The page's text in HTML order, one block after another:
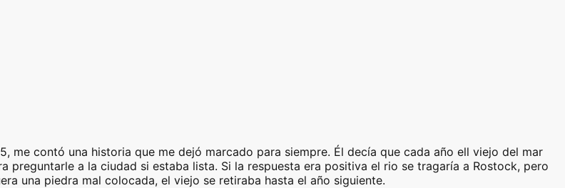
me contó una historia que me dejó marcado para siempre. Él decía que cada año ell viejo del mar
preguntarle a la ciudad si estaba lista. Si la respuesta era positiva el rio se tragaría a Rostock, pero
una piedra mal colocada, el viejo se retiraba hasta el año siguiente.